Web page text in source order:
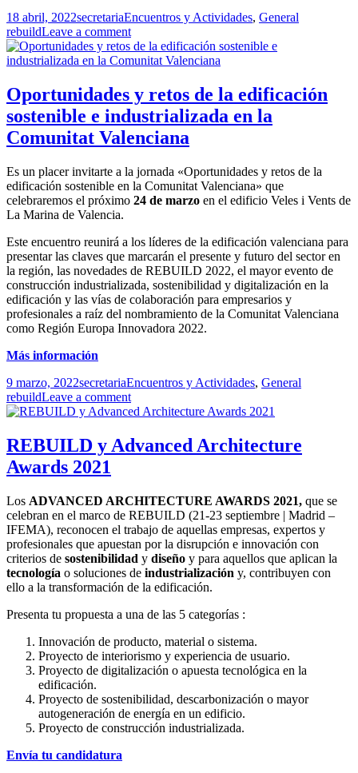
Publicado
el
18 abril, 2022Autor
secretariaCategorías
Encuentros y Actividades, General
rebuildLeave a comment
Oportunidades y retos de la edificación
sostenible e industrializada en la
Comunitat Valenciana
Es un placer invitarte a la jornada «Oportunidades y retos de la
edificación sostenible en la Comunitat Valenciana» que
celebraremos el próximo 24 de marzo en el edificio Veles i Vents de
La Marina de Valencia.
Este encuentro reunirá a los líderes de la edificación valenciana para
presentar las claves que marcarán el presente y futuro del sector en
la región, las novedades de REBUILD 2022, el mayor evento de
construcción industrializada, sostenibilidad y digitalización en la
edificación y las vías de colaboración para empresarios y
profesionales a raíz del nombramiento de la Comunitat Valenciana
como Región Europa Innovadora 2022.
Más información
Publicado
el
9 marzo, 2022Autor
secretariaCategorías
Encuentros y Actividades, General
rebuildLeave a comment
REBUILD y Advanced Architecture
Awards 2021
Los ADVANCED ARCHITECTURE AWARDS 2021, que se
celebran en el marco de REBUILD (21-23 septiembre | Madrid –
IFEMA), reconocen el trabajo de aquellas empresas, expertos y
profesionales que apuestan por la disrupción e innovación con
criterios de sostenibilidad y diseño y para aquellos que aplican la
tecnología o soluciones de industrialización y, contribuyen con
ello a la transformación de la edificación.
Presenta tu propuesta a una de las 5 categorías :
Innovación de producto, material o sistema.
Proyecto de interiorismo y experiencia de usuario.
Proyecto de digitalización o apuesta tecnológica en la
edificación.
Proyecto de sostenibilidad, descarbonización o mayor
autogeneración de energía en un edificio.
Proyecto de construcción industrializada.
Envía tu candidatura